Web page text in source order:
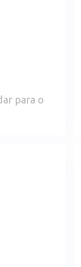
para o